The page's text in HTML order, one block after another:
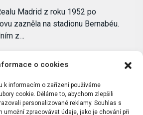
o cookies
k informacím o zařízení používáme
cookie. Děláme to, abychom zlepšili
personalizované reklamy. Souhlas s
zpracovávat údaje, jako je chování při
Madrid z roku 1952 po
zazněla na stadionu Bernabéu.
z…